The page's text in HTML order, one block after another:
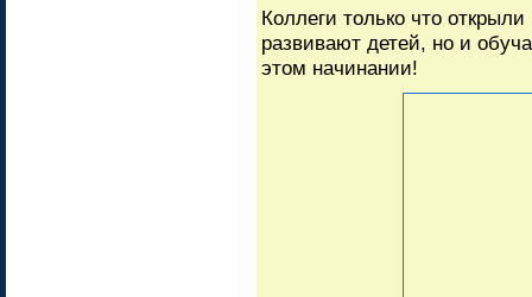
Коллеги только что
развивают детей, но и
этом начинании!